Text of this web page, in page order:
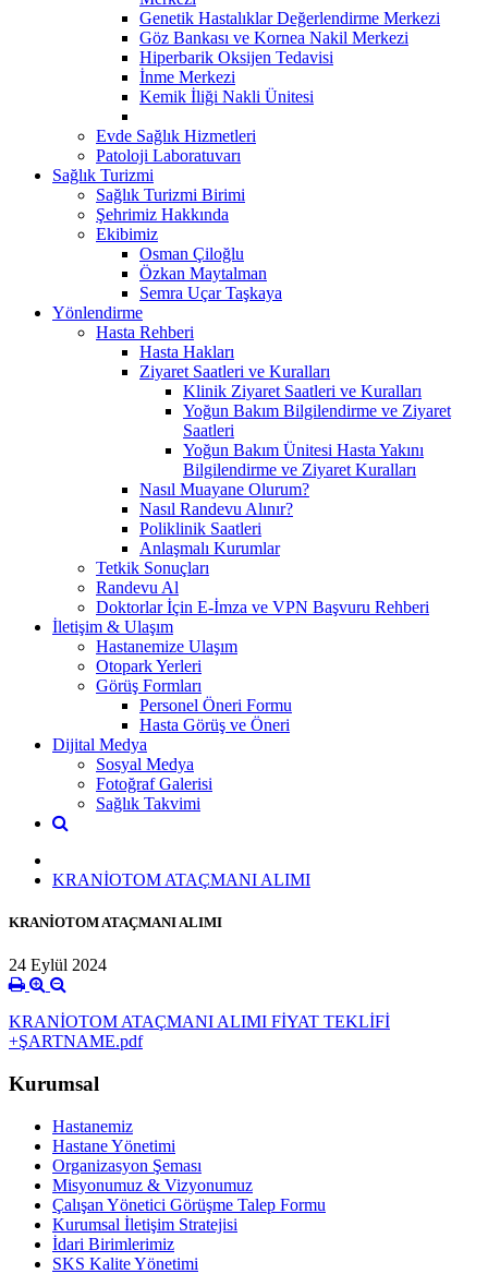
Genetik Hastalıklar Değerlendirme Merkezi
Göz Bankası ve Kornea Nakil Merkezi
Hiperbarik Oksijen Tedavisi
İnme Merkezi
Kemik İliği Nakli Ünitesi
Evde Sağlık Hizmetleri
Patoloji Laboratuvarı
Sağlık Turizmi
Sağlık Turizmi Birimi
Şehrimiz Hakkında
Ekibimiz
Osman Çiloğlu
Özkan Maytalman
Semra Uçar Taşkaya
Yönlendirme
Hasta Rehberi
Hasta Hakları
Ziyaret Saatleri ve Kuralları
Klinik Ziyaret Saatleri ve Kuralları
Yoğun Bakım Bilgilendirme ve Ziyaret
Saatleri
Yoğun Bakım Ünitesi Hasta Yakını
Bilgilendirme ve Ziyaret Kuralları
Nasıl Muayane Olurum?
Nasıl Randevu Alınır?
Poliklinik Saatleri
Anlaşmalı Kurumlar
Tetkik Sonuçları
Randevu Al
Doktorlar İçin E-İmza ve VPN Başvuru Rehberi
İletişim & Ulaşım
Hastanemize Ulaşım
Otopark Yerleri
Görüş Formları
Personel Öneri Formu
Hasta Görüş ve Öneri
Dijital Medya
Sosyal Medya
Fotoğraf Galerisi
Sağlık Takvimi
KRANİOTOM ATAÇMANI ALIMI
KRANİOTOM ATAÇMANI ALIMI
24 Eylül 2024
KRANİOTOM ATAÇMANI ALIMI FİYAT TEKLİFİ
+ŞARTNAME.pdf
Kurumsal
Hastanemiz
Hastane Yönetimi
Organizasyon Şeması
Misyonumuz & Vizyonumuz
Çalışan Yönetici Görüşme Talep Formu
Kurumsal İletişim Stratejisi
İdari Birimlerimiz
SKS Kalite Yönetimi